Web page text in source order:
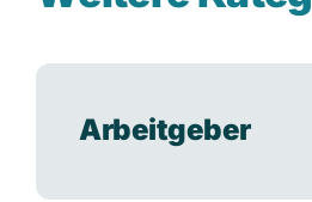
Arbeitgeber